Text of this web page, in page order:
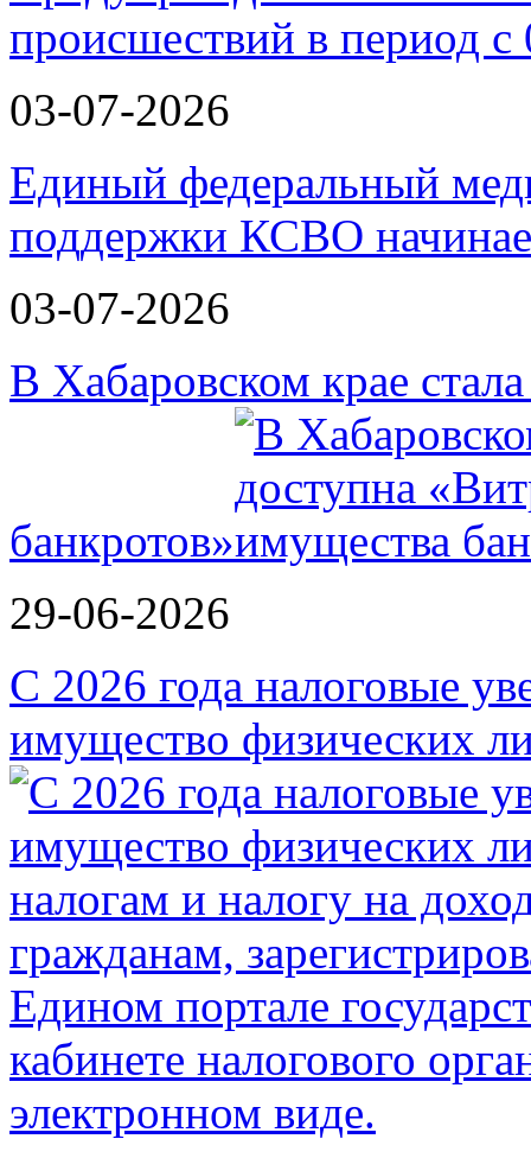
происшествий в период
03-07-2026
Единый федеральный
поддержки КСВО
03-07-2026
В Хабаровском крае
банкротов»
29-06-2026
С 2026 года налоговые
имущество физических